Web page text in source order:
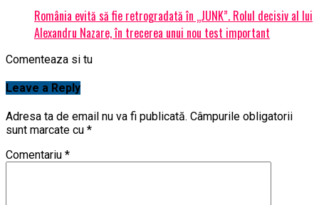
România evită să fie retrogradată în „JUNK”. Rolul decisiv al lui
Alexandru Nazare, în trecerea unui nou test important
Comenteaza si tu
Leave a Reply
Adresa ta de email nu va fi publicată. Câmpurile obligatorii
sunt marcate cu *
Comentariu *